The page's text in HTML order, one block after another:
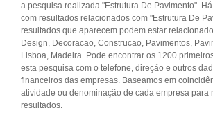
a pesquisa realizada "Estrutura De Pavimento".
com resultados relacionados com "Estrutura De
resultados que aparecem podem estar
Design, Decoracao, Construcao, Pavimentos,
Lisboa, Madeira. Pode encontrar os 1200
esta pesquisa com o telefone, direção e outros
financeiros das empresas. Baseamos em
atividade ou denominação de cada empresa para
resultados.